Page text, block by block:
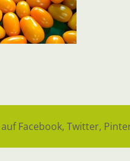
auf Facebook, Twitter,